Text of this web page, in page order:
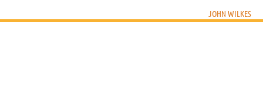
JOHN WILKES